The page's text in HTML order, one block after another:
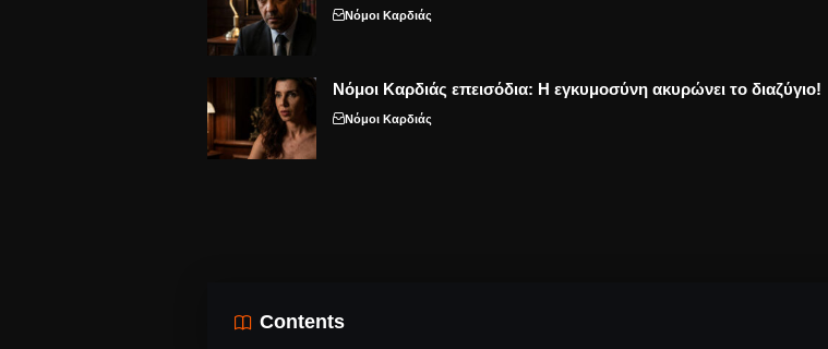
Νόμοι Καρδιάς
Νόμοι Καρδιάς επεισόδια: Η εγκυμοσύνη ακυρώνει το διαζύγιο!
Νόμοι Καρδιάς
Contents